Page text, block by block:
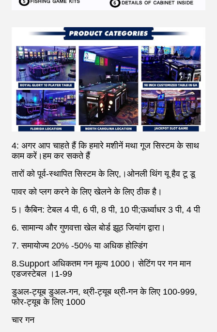
4: अगर आप चाहते हैं कि हमारे मशीनें मथा गूज सिस्टम के साथ
काम करें।हम कर सकते हैं
तारों को पूर्व-स्थापितसिस्टम के लिए,।ओनली थिंग यू हैव टू डू
पावर को प्लग करने के लिए खेलने के लिए ठीक है।
5। कैबिन: टेबल 4 पी, 6 पी, 8 पी, 10 पी;ऊर्ध्वाधर 3 पी, 4 पी
6. सामान्य और गुणवत्ता खेल बोर्ड झूठ जियांग द्वारा।
7. समायोज्य 20% -50% या अधिक होल्डिंग
8.Support अधिकतम गन मूल्य 1000। सेटिंग पर गन मान
एडजस्टेबल ।1-99
डुअल-ट्यूब डुअल-गन, थ्री-ट्यूब थ्री-गन के लिए 100-999,
फोर-ट्यूब के लिए 1000
चार गन